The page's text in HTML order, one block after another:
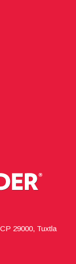
29000, Tuxtla